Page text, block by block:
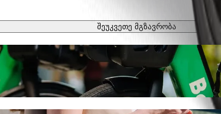
შეუკვეთე მგზავრობა